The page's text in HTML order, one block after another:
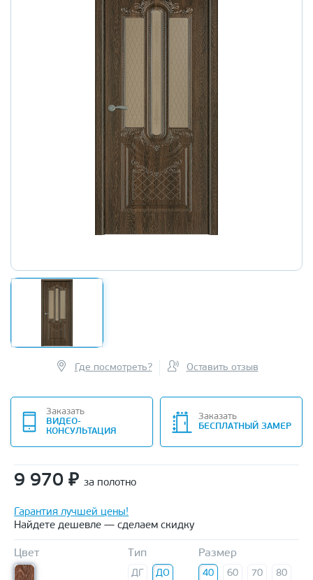
Где посмотреть? Оставить отзыв
Заказать
ВИДЕО-
КОНСУЛЬТАЦИЯ
Заказать
БЕСПЛАТНЫЙ ЗАМЕР
9 970 ₽ за полотно
Гарантия лучшей цены!
Найдете дешевле — сделаем скидку
Цвет Тип
ДГ ДО
Размер
40 60 70
80